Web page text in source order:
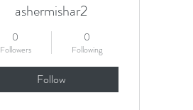
ashermishar2
0
Followers
0
Following
Follow